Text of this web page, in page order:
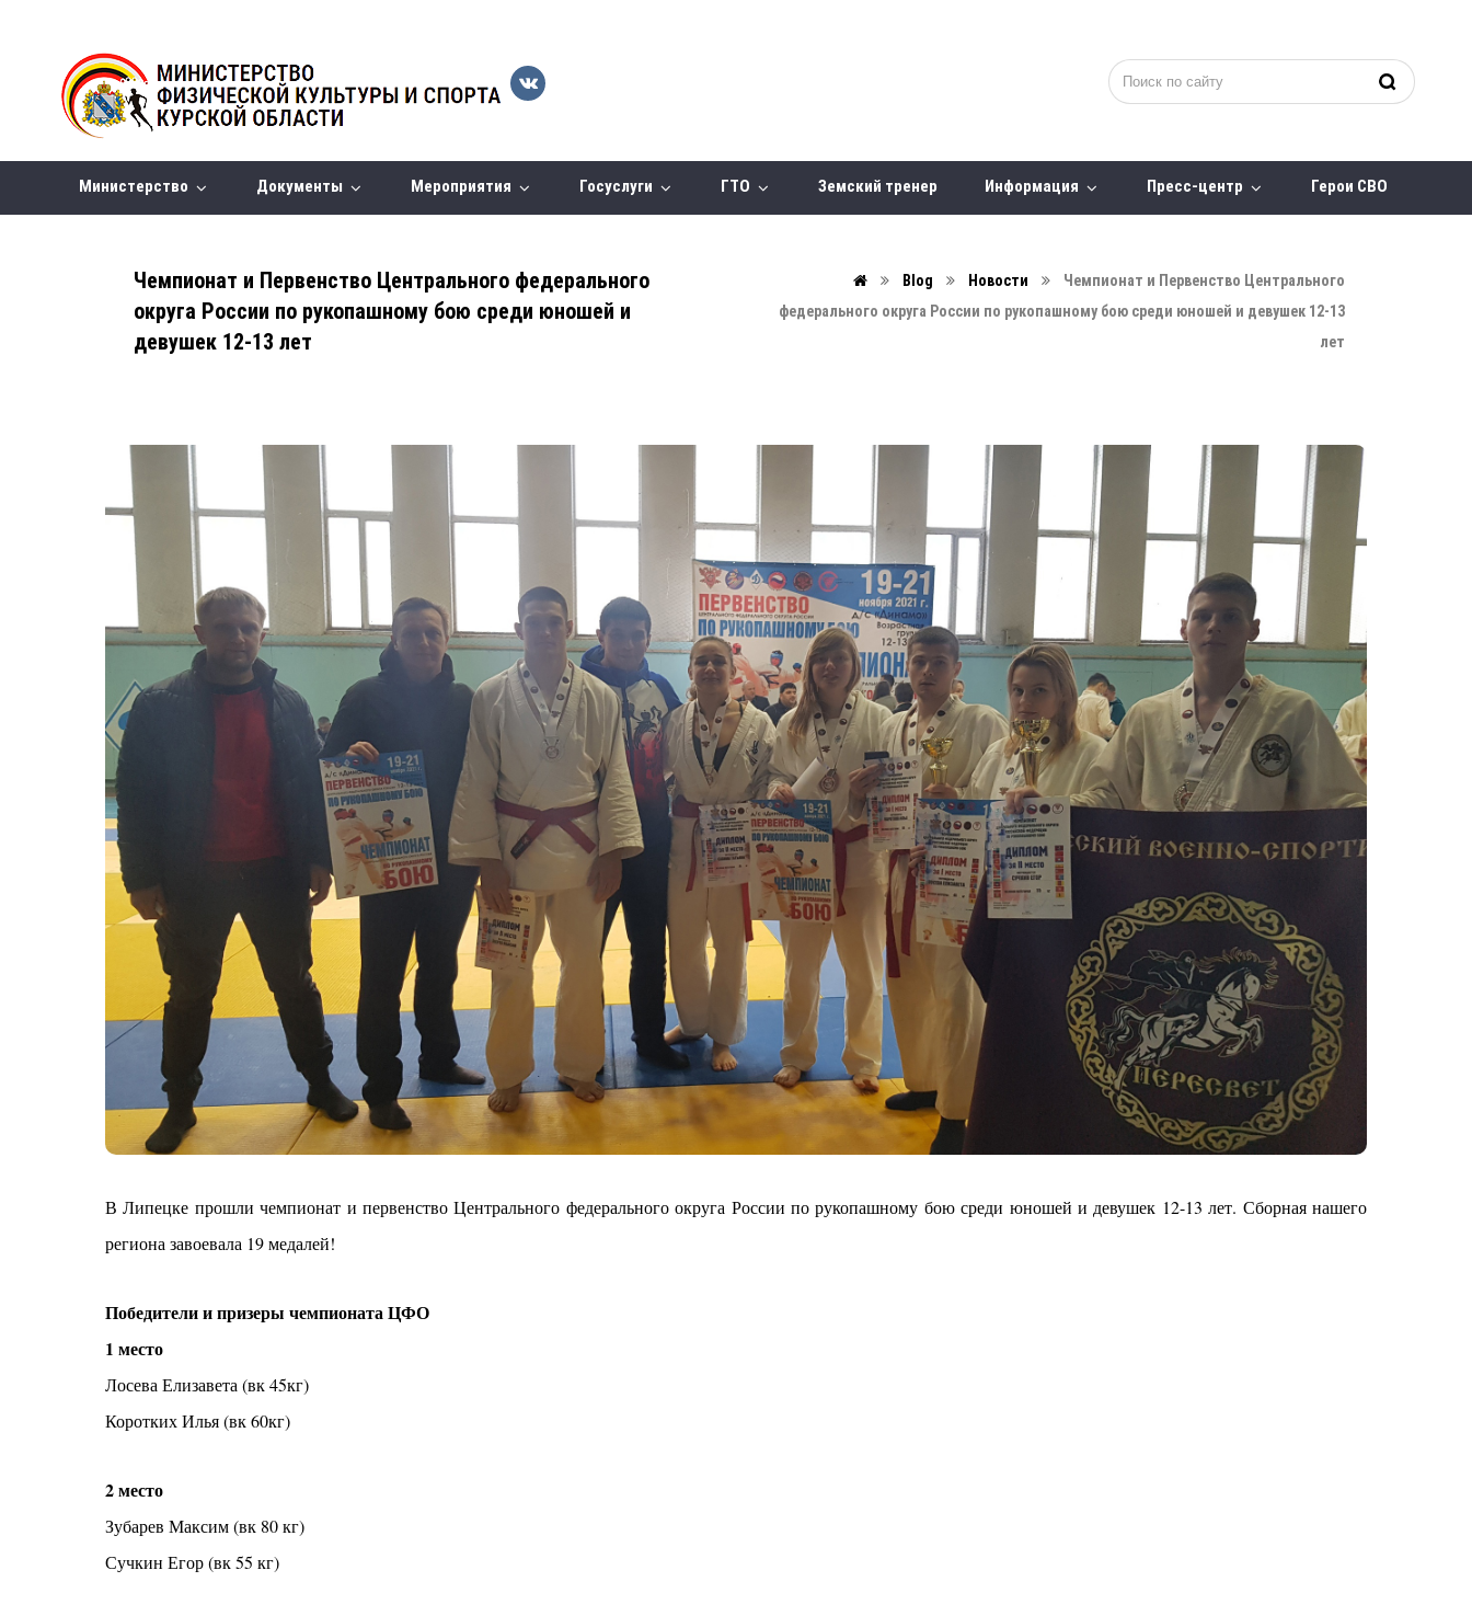
Министерство Документы Мероприятия Госуслуги ГТО Земский тренер Информация Пресс-центр Герои СВО
Чемпионат и Первенство Центрального федерального
округа России по рукопашному бою среди юношей и
девушек 12-13 лет
Blog Новости
Чемпионат и Первенство Центрального
федерального округа России по рукопашному бою среди юношей и девушек 12-13
лет
В Липецке прошли чемпионат и первенство Центрального федерального округа России по рукопашному бою среди юношей и девушек 12-13 лет. Сборная нашего
региона завоевала 19 медалей!
Победители и призеры чемпионата ЦФО
1 место
Лосева Елизавета (вк 45кг)
Коротких Илья (вк 60кг)
2 место
Зубарев Максим (вк 80 кг)
Сучкин Егор (вк 55 кг)